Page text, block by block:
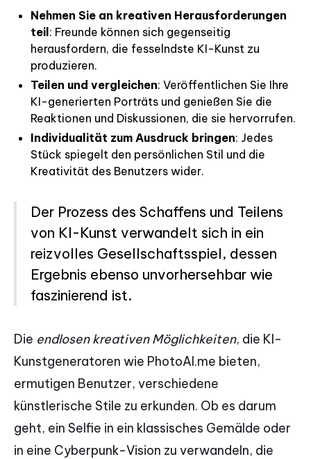
Nehmen Sie an kreativen Herausforderungen
teil : Freunde können sich gegenseitig
herausfordern, die fesselndste KI-Kunst zu
produzieren.
Teilen und vergleichen: Veröffentlichen Sie Ihre
KI-generierten Porträts und genießen Sie die
Reaktionen und Diskussionen, die sie hervorrufen.
Individualität zum Ausdruck bringen: Jedes
Stück spiegelt den persönlichen Stil und die
Kreativität des Benutzers wider.
Der Prozess des Schaffens und Teilens
von KI-Kunst verwandelt sich in ein
reizvolles Gesellschaftsspiel, dessen
Ergebnis ebenso unvorhersehbar wie
faszinierend ist.
Die endlosen kreativen Möglichkeiten, die KI-
Kunstgeneratoren wie PhotoAI.me bieten,
ermutigen Benutzer, verschiedene
künstlerische Stile zu erkunden. Ob es darum
geht, ein Selfie in ein klassisches Gemälde oder
in eine Cyberpunk-Vision zu verwandeln, die